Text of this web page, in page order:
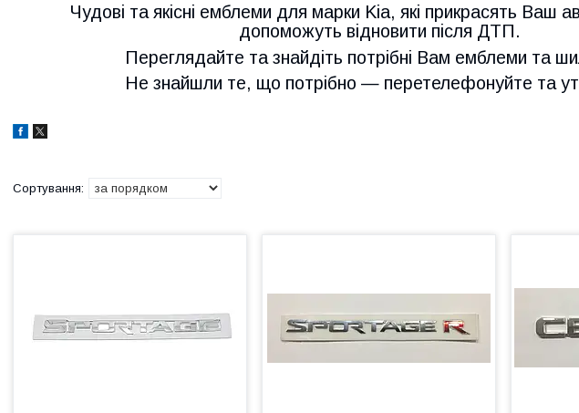
Чудові та якісні емблеми для марки Kia, які прикрасять Ваш
допоможуть відновити після ДТП.
Переглядайте та знайдіть потрібні Вам емблеми та
Не знайшли те, що потрібно — перетелефонуйте та